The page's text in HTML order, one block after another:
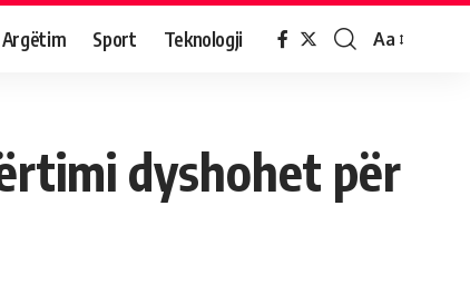
Argëtim Sport Teknologji Aa
dyshohet për